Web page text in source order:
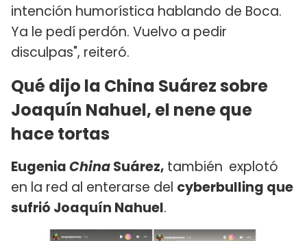
intención humorística hablando de Boca.
Ya le pedí perdón. Vuelvo a pedir
disculpas", reiteró.
Qué dijo la China Suárez sobre
Joaquín Nahuel, el nene que
hace tortas
EugeniaChinaSuárez, también explotó
en la red al enterarse del cyberbulling que
sufrió Joaquín Nahuel.